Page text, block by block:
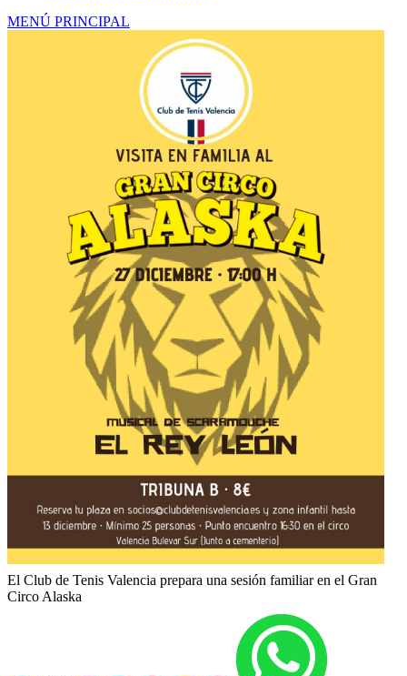
MENÚ PRINCIPAL
El Club de Tenis Valencia prepara una sesión familiar en el Gran
Circo Alaska